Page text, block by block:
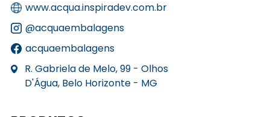
www.acqua.inspiradev.com.br
@acquaembalagens
acquaembalagens
R. Gabriela de Melo, 99 - Olhos
D'Água, Belo Horizonte - MG